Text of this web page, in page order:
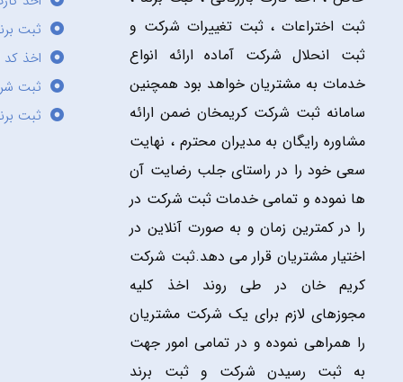
ثبت اختراعات ، ثبت تغییرات شرکت و
ثبت انحلال شرکت آماده ارائه انواع
خدمات به مشتریان خواهد بود همچنین
سامانه ثبت شرکت کریمخان ضمن ارائه
مشاوره رایگان به مدیران محترم ، نهایت
سعی خود را در راستای جلب رضایت آن
ها نموده و تمامی خدمات ثبت شرکت در
را در کمترین زمان و به صورت آنلاین در
اختیار مشتریان قرار می دهد.ثبت شرکت
کریم خان در طی روند اخذ کلیه
مجوزهای لازم برای یک شرکت مشتریان
را همراهی نموده و در تمامی امور جهت
به ثبت رسیدن شرکت و ثبت برند
ثبت
اخذ کد
ثبت
ثبت